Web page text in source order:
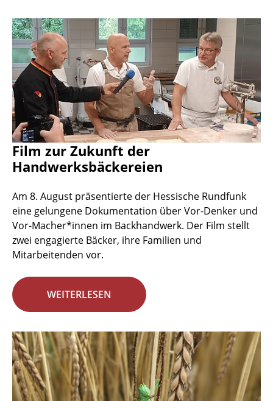
Film zur Zukunft der
Handwerksbäckereien
Am 8. August präsentierte der Hessische Rundfunk
eine gelungene Dokumentation über Vor-Denker und
Vor-Macher*innen im Backhandwerk. Der Film stellt
zwei engagierte Bäcker, ihre Familien und
Mitarbeitenden vor.
WEITERLESEN